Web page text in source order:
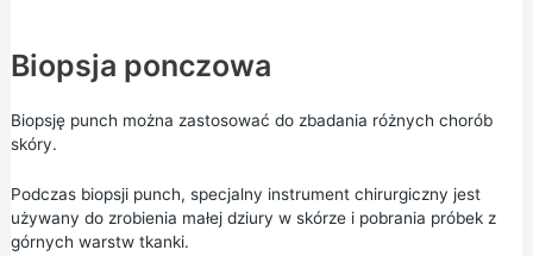
Biopsja ponczowa
Biopsję punch można zastosować do zbadania różnych chorób
skóry.
Podczas biopsji punch, specjalny instrument chirurgiczny jest
używany do zrobienia małej dziury w skórze i pobrania próbek z
górnych warstw tkanki.